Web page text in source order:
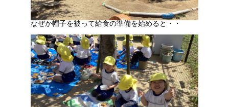
なぜか帽子を被って給食の準備を始めると・・